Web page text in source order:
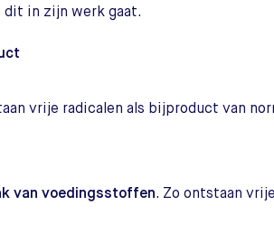
dit in zijn werk gaat.
vrije radicalen als bijproduct van
van voedingsstoffen. Zo ontstaan